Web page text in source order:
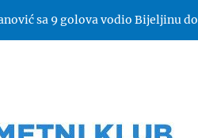
vodio Bijeljinu do pobjede u